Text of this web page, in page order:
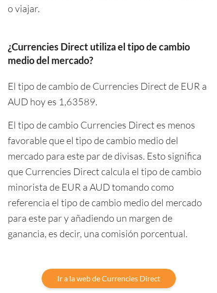
o viajar.
¿Currencies Direct utiliza el tipo de cambio
medio del mercado?
El tipo de cambio de Currencies Direct de EUR a
AUD hoy es 1,63589.
El tipo de cambio Currencies Direct es menos
favorable que el tipo de cambio medio del
mercado para este par de divisas. Esto significa
que Currencies Direct calcula el tipo de cambio
minorista de EUR a AUD tomando como
referencia el tipo de cambio medio del mercado
para este par y añadiendo un margen de
ganancia, es decir, una comisión porcentual.
Ir a la web de Currencies Direct